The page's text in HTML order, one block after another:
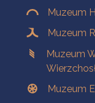
Muzeum
Muzeum
Muzeum
Muzeum